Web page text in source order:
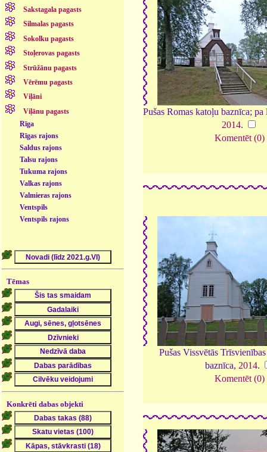
Sakstagala pagasts
Silmalas pagasts
Sokolku pagasts
Stoļerovas pagasts
Strūžānu pagasts
Vērēmu pagasts
Viļāni
Viļānu pagasts
Rīga
Rīgas rajons
Saldus rajons
Talsu rajons
Tukuma rajons
Valkas rajons
Valmieras rajons
Ventspils
Ventspils rajons
Tēmas
Konkrēti dabas objekti
Pušas Romas katoļu baznīca;
2014.
Komentēt (0)
Pušas Vissvētās
baznīca, 2014.
Komentēt (0)